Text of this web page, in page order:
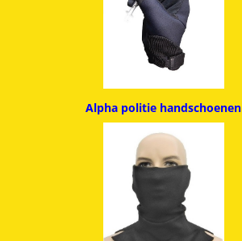
Alpha politie handschoenen